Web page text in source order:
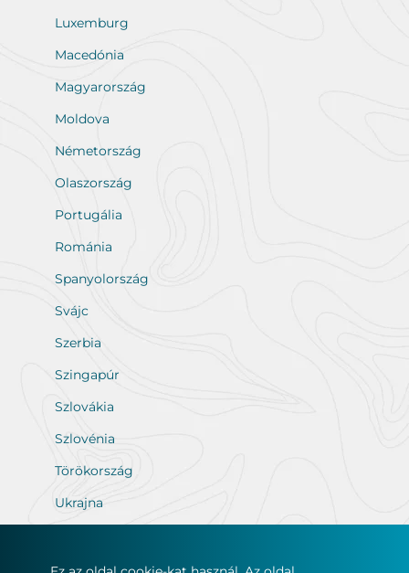
Luxemburg
Macedónia
Magyarország
Moldova
Németország
Olaszország
Portugália
Románia
Spanyolország
Svájc
Szerbia
Szingapúr
Szlovákia
Szlovénia
Törökország
Ukrajna